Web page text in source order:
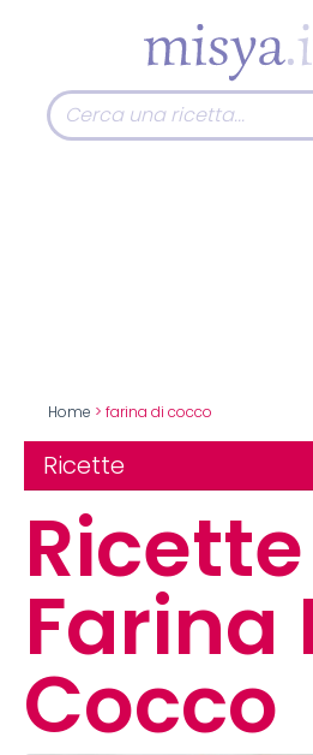
Home > farina di cocco
Ricette
Ricette
Farina
Cocco